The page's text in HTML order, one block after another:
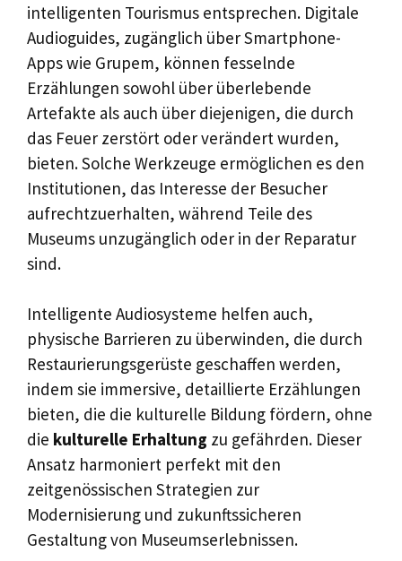
intelligenten Tourismus entsprechen. Digitale
Audioguides, zugänglich über Smartphone-
Apps wie Grupem, können fesselnde
Erzählungen sowohl über überlebende
Artefakte als auch über diejenigen, die durch
das Feuer zerstört oder verändert wurden,
bieten. Solche Werkzeuge ermöglichen es den
Institutionen, das Interesse der Besucher
aufrechtzuerhalten, während Teile des
Museums unzugänglich oder in der Reparatur
sind.
Intelligente Audiosysteme helfen auch,
physische Barrieren zu überwinden, die durch
Restaurierungsgerüste geschaffen werden,
indem sie immersive, detaillierte Erzählungen
bieten, die die kulturelle Bildung fördern, ohne
die kulturelle Erhaltung zu gefährden. Dieser
Ansatz harmoniert perfekt mit den
zeitgenössischen Strategien zur
Modernisierung und zukunftssicheren
Gestaltung von Museumserlebnissen.